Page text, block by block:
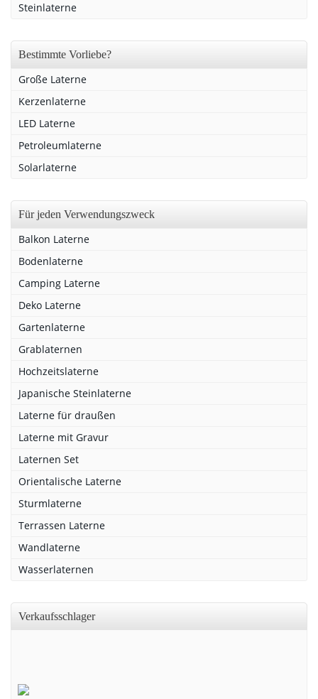
Steinlaterne
Bestimmte Vorliebe?
Große Laterne
Kerzenlaterne
LED Laterne
Petroleumlaterne
Solarlaterne
Für jeden Verwendungszweck
Balkon Laterne
Bodenlaterne
Camping Laterne
Deko Laterne
Gartenlaterne
Grablaternen
Hochzeitslaterne
Japanische Steinlaterne
Laterne für draußen
Laterne mit Gravur
Laternen Set
Orientalische Laterne
Sturmlaterne
Terrassen Laterne
Wandlaterne
Wasserlaternen
Verkaufsschlager